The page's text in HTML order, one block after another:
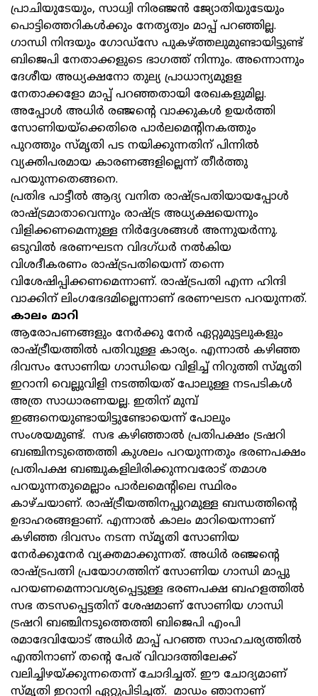
പ്രാചിയുടേയും, സാധ്വി നിരഞ്ജൻ ജ്യോതിയുടേയും
പൊട്ടിത്തെറികൾക്കും നേതൃത്വം മാപ്പ് പറഞ്ഞില്ല.
ഗാന്ധി നിന്ദയും ഗോഡ്സേ പുകഴ്ത്തലുമുണ്ടായിട്ടുണ്ട്
ബിജെപി നേതാക്കളുടെ ഭാഗത്ത് നിന്നും. അന്നൊന്നും
ദേശീയ അധ്യക്ഷനോ തുല്യ പ്രാധാന്യമുളള
നേതാക്കളോ മാപ്പ് പറഞ്ഞതായി രേഖകളുമില്ല.
അപ്പോൾ അധിർ രഞ്ജന്റെ വാക്കുകൾ ഉയർത്തി
സോണിയയ്ക്കെതിരെ പാർലമെന്റിനകത്തും
പുറത്തും സ്മൃതി പട നയിക്കുന്നതിന് പിന്നിൽ
വ്യക്തിപരമായ കാരണങ്ങളില്ലെന്ന് തീർത്തു
പറയുന്നതെങ്ങനെ.
പ്രതിഭ പാട്ടീൽ ആദ്യ വനിത രാഷ്ട്രപതിയായപ്പോൾ
രാഷ്ട്രമാതാവെന്നും രാഷ്ട്ര അധ്യക്ഷയെന്നും
വിളിക്കണമെന്നുള്ള നിർദ്ദേശങ്ങൾ അന്നുയർന്നു.
ഒടുവിൽ ഭരണഘടന വിദഗ്ധർ നൽകിയ
വിശദീകരണം രാഷ്ട്രപതിയെന്ന് തന്നെ
വിശേഷിപ്പിക്കണമെന്നാണ്. രാഷ്ട്രപതി എന്ന ഹിന്ദി
വാക്കിന് ലിംഗഭേദമില്ലെന്നാണ് ഭരണഘടന പറയുന്നത്.
കാലം മാറി
ആരോപണങ്ങളും നേർക്കു നേർ ഏറ്റുമുട്ടലുകളും
രാഷ്ട്രീയത്തിൽ പതിവുള്ള കാര്യം. എന്നാൽ കഴിഞ്ഞ
ദിവസം സോണിയ ഗാന്ധിയെ വിളിച്ച് നിറുത്തി സ്മൃതി
ഇറാനി വെല്ലുവിളി നടത്തിയത് പോലുള്ള നടപടികൾ
അത്ര സാധാരണയല്ല. ഇതിന് മുമ്പ്
ഇങ്ങനെയുണ്ടായിട്ടുണ്ടോയെന്ന് പോലും
സംശയമുണ്ട്. സഭ കഴിഞ്ഞാൽ പ്രതിപക്ഷം ട്രഷറി
ബഞ്ചിനടുത്തെത്തി കുശലം പറയുന്നതും ഭരണപക്ഷം
പ്രതിപക്ഷ ബഞ്ചുകളിലിരിക്കുന്നവരോട് തമാശ
പറയുന്നതുമെല്ലാം പാർലമെന്റിലെ സ്ഥിരം
കാഴ്ചയാണ്. രാഷ്ട്രീയത്തിനപ്പുറമുള്ള ബന്ധത്തിന്റെ
ഉദാഹരങ്ങളാണ്. എന്നാൽ കാലം മാറിയെന്നാണ്
കഴിഞ്ഞ ദിവസം നടന്ന സ്മൃതി സോണിയ
നേർക്കുനേർ വ്യക്തമാക്കുന്നത്. അധിർ രഞ്ജന്റെ
രാഷ്ട്രപത്നി പ്രയോഗത്തിന് സോണിയ ഗാന്ധി മാപ്പു
പറയണമെന്നാവശ്യപ്പെട്ടുള്ള ഭരണപക്ഷ ബഹളത്തിൽ
സഭ തടസപ്പെട്ടതിന് ശേഷമാണ് സോണിയ ഗാന്ധി
ട്രഷറി ബഞ്ചിനടുത്തെത്തി ബിജെപി എംപി
രമാദേവിയോട് അധിർ മാപ്പ് പറഞ്ഞ സാഹചര്യത്തിൽ
എന്തിനാണ് തന്റെ പേര് വിവാദത്തിലേക്ക്
വലിച്ചിഴയ്ക്കുന്നതെന്ന് ചോദിച്ചത്. ഈ ചോദ്യമാണ്
സ്മൃതി ഇറാനി ഏറ്റുപിടിച്ചത്. മാഡം ഞാനാണ്